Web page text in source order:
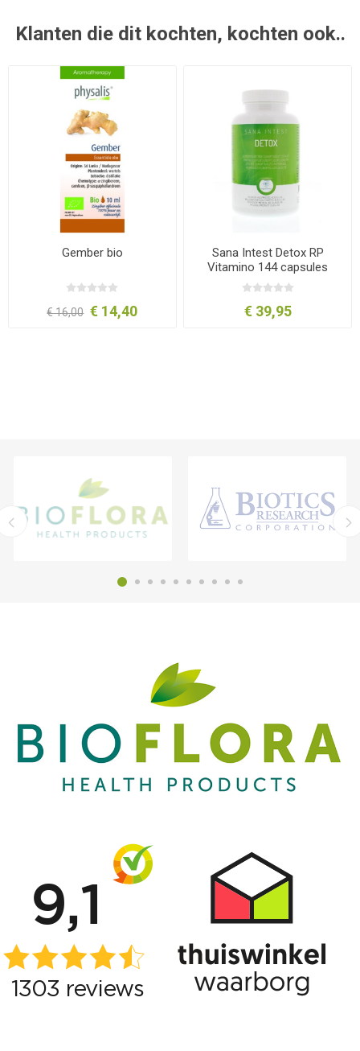
Klanten die dit kochten, kochten ook..
Gember bio
€ 16,00 € 14,40
Sana Intest Detox RP
Vitamino 144 capsules
€ 39,95